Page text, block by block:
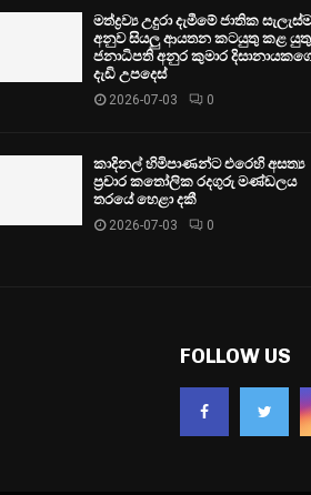
මත්ද්‍රව්‍ය උදුරා දැමීමේ ජාතික
අනුව සියලු ආයතන කටයුතු කළ
ජනාධිපති අනුර කුමාර
දැඩි උපදෙස්
2026-07-03 0
කාදිනල් හිමිපාණන්ට එරෙහි අසත්‍ය
ප්‍රචාර කතෝලික රදගුරු මණ්ඩලය
තරයේ හෙළා දකී
2026-07-03 0
FOLLOW US